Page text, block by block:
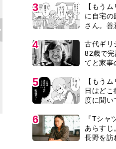
2018年7月、池崎さんの家にやって
井勇気さんが撮影した一枚
バレあり
3
【もう
に自宅の
さん。善
4
古代ギリ
82歳で
てと家事
年」
5
【もう
日はどこ
度に聞い
まり…【
6
『Tシャ
あらすじ
長野を訪